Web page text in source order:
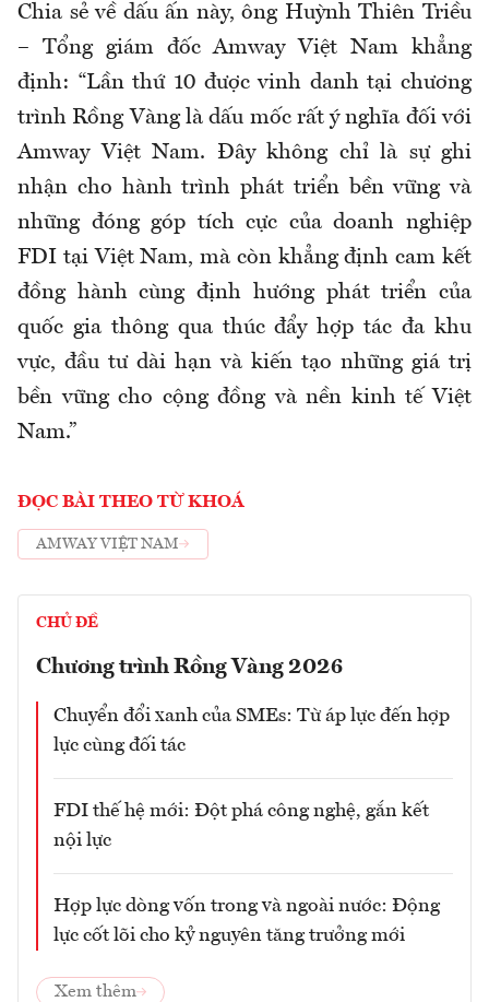
Chia sẻ về dấu ấn này, ông Huỳnh Thiên Triều
– Tổng giám đốc Amway Việt Nam khẳng
định: “Lần thứ 10 được vinh danh tại chương
trình Rồng Vàng là dấu mốc rất ý nghĩa đối với
Amway Việt Nam. Đây không chỉ là sự ghi
nhận cho hành trình phát triển bền vững và
những đóng góp tích cực của doanh nghiệp
FDI tại Việt Nam, mà còn khẳng định cam kết
đồng hành cùng định hướng phát triển của
quốc gia thông qua thúc đẩy hợp tác đa khu
vực, đầu tư dài hạn và kiến tạo những giá trị
bền vững cho cộng đồng và nền kinh tế Việt
Nam.”
ĐỌC BÀI THEO TỪ KHOÁ
AMWAY VIỆT NAM
CHỦ ĐỀ
Chương trình Rồng Vàng 2026
Chuyển đổi xanh của SMEs: Từ áp lực đến hợp
lực cùng đối tác
FDI thế hệ mới: Đột phá công nghệ, gắn kết
nội lực
Hợp lực dòng vốn trong và ngoài nước: Động
lực cốt lõi cho kỷ nguyên tăng trưởng mới
Xem thêm